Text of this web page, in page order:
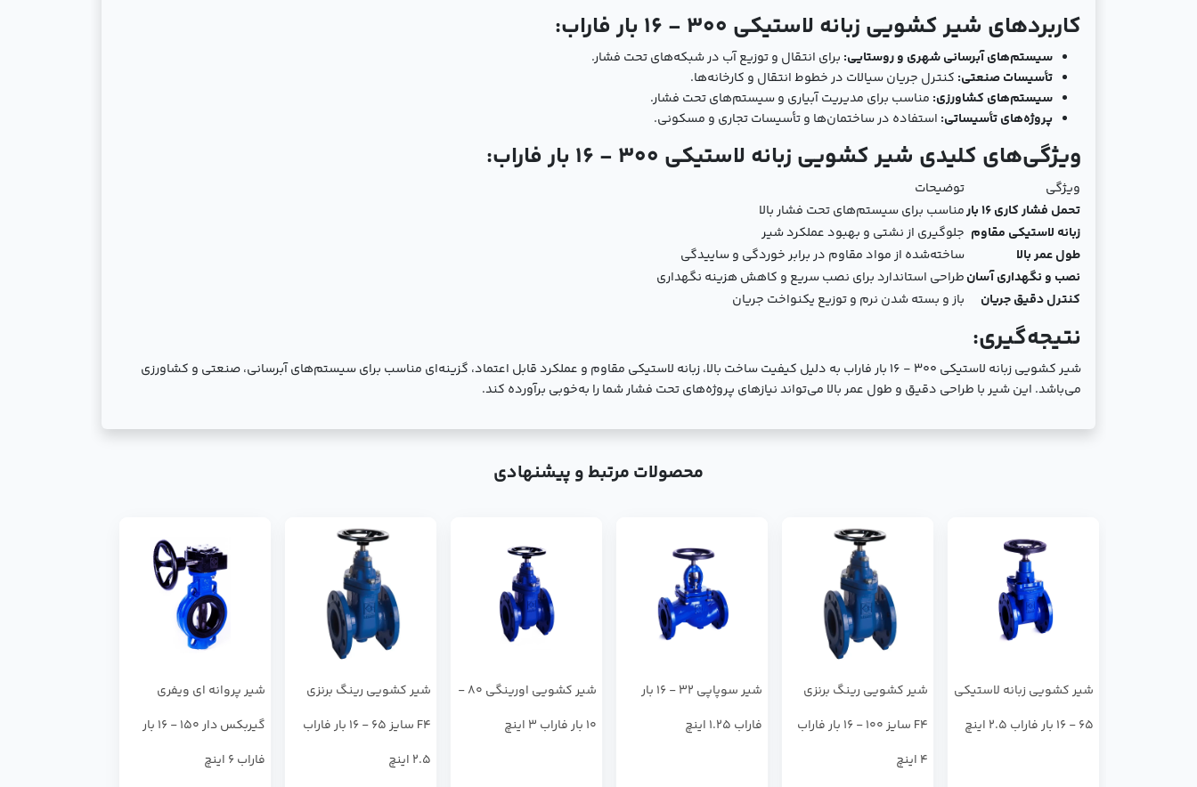
کاربردهای شیر کشویی زبانه لاستیکی 300 - 16 بار فاراب:
سیستم‌های آبرسانی شهری و روستایی: برای انتقال و توزیع آب در شبکه‌های تحت فشار.
تأسیسات صنعتی: کنترل جریان سیالات در خطوط انتقال و کارخانه‌ها.
سیستم‌های کشاورزی: مناسب برای مدیریت آبیاری و سیستم‌های تحت فشار.
پروژه‌های تأسیساتی: استفاده در ساختمان‌ها و تأسیسات تجاری و مسکونی.
ویژگی‌های کلیدی شیر کشویی زبانه لاستیکی 300 - 16 بار فاراب:
ویژگی
توضیحات
تحمل فشار کاری 16 بار
مناسب برای سیستم‌های تحت فشار بالا
زبانه لاستیکی مقاوم جلوگیری از نشتی و بهبود عملکرد شیر
طول عمر بالا
ساخته‌شده از مواد مقاوم در برابر خوردگی و ساییدگی
نصب و نگهداری آسانطراحی استاندارد برای نصب سریع و کاهش هزینه نگهداری
کنترل دقیق جریان
باز و بسته شدن نرم و توزیع یکنواخت جریان
نتیجه‌گیری:
شیر کشویی زبانه لاستیکی 300 - 16 بار فاراب به دلیل کیفیت ساخت بالا، زبانه لاستیکی مقاوم و عملکرد قابل اعتماد، گزینه‌ای مناسب برای سیستم‌های آبرسانی، صنعتی و کشاورزی
می‌باشد. این شیر با طراحی دقیق و طول عمر بالا می‌تواند نیازهای پروژه‌های تحت فشار شما را به‌خوبی برآورده کند.
محصولات مرتبط و پیشنهادی
شير كشويي زبانه لاستيكي
65 - 16 بار فاراب 2.5 اینچ
شير كشويي رينگ برنزي
F4 سايز 100 - 16 بار فاراب
4 اینچ
شير سوپاپي 32 - 16 بار
فاراب 1.25 اینچ
شير كشويي اورينگي 80 -
10 بار فاراب 3 اینچ
شير كشويي رينگ برنزي
F4 سايز 65 - 16 بار فاراب
2.5 اینچ
شير پروانه اي ويفري
گيربكس دار 150 - 16 بار
فاراب 6 اینچ